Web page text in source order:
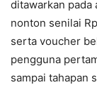
ditawarkan pada
nonton senilai
serta voucher
pengguna
sampai tahapan